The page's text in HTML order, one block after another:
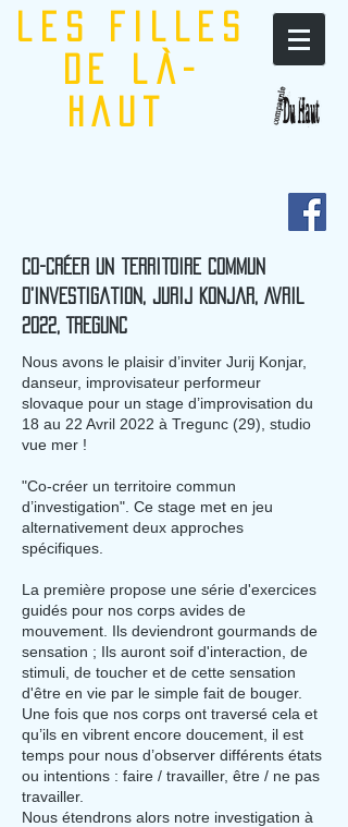
les filles
de là-
haut
Co-créer un territoire commun
d’investigation, Jurij Konjar, Avril
2022, Tregunc
Nous avons le plaisir d’inviter Jurij Konjar,
danseur, improvisateur performeur
slovaque pour un stage d’improvisation du
18 au 22 Avril 2022 à Tregunc (29), studio
vue mer !
"Co-créer un territoire commun
d’investigation" . Ce stage met en jeu
alternativement deux approches
spécifiques.
La première propose une série d'exercices
guidés pour nos corps avides de
mouvement. Ils deviendront gourmands de
sensation ; Ils auront soif d'interaction, de
stimuli, de toucher et de cette sensation
d'être en vie par le simple fait de bouger.
Une fois que nos corps ont traversé cela et
qu’ils en vibrent encore doucement, il est
temps pour nous d’observer différents états
ou intentions : faire / travailler, être / ne pas
travailler.
Nous étendrons alors notre investigation à